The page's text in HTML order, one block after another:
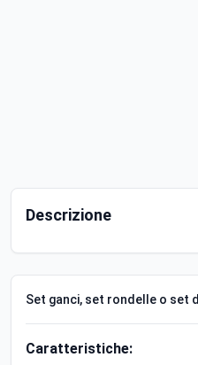
Descrizione
Set ganci, set rondelle o set
Caratteristiche: